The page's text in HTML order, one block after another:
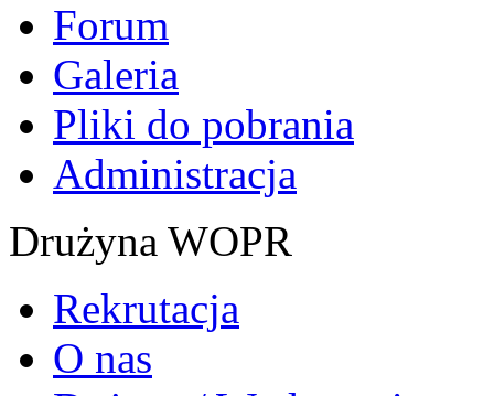
Forum
Galeria
Pliki do pobrania
Administracja
Drużyna WOPR
Rekrutacja
O nas